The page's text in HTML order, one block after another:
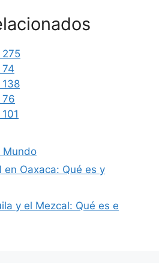
275
76
Mundo
en Oaxaca: Qué es y
y el Mezcal: Qué es e